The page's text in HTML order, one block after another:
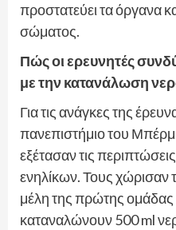
προστατεύει τα όργανα
σώματος.
Πώς οι ερευνητές
με την κατανάλωση
Για τις ανάγκες της
πανεπιστήμιο του
εξέτασαν τις
ενηλίκων. Τους χώρισαν
μέλη της πρώτης ομάδας
καταναλώνουν 500 ml